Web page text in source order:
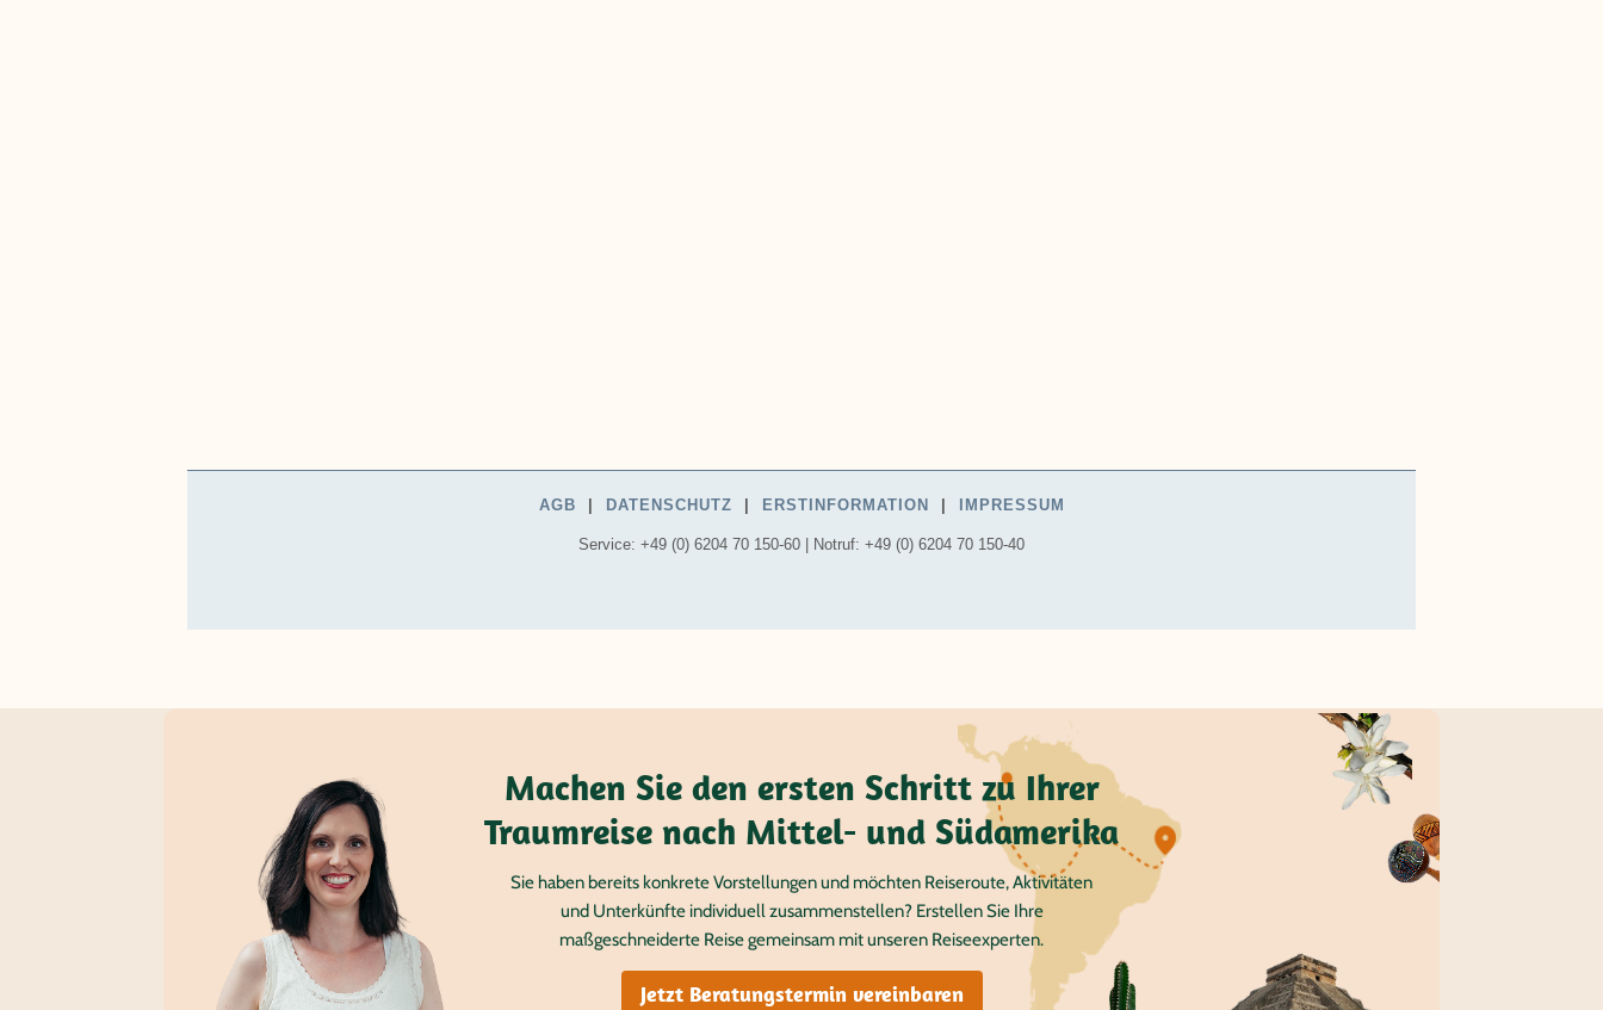
Machen Sie den ersten Schritt zu Ihrer
Traumreise nach Mittel- und Südamerika
Sie haben bereits konkrete Vorstellungen und möchten Reiseroute, Aktivitäten
und Unterkünfte individuell zusammenstellen? Erstellen Sie Ihre
maßgeschneiderte Reise gemeinsam mit unseren Reiseexperten.
Jetzt Beratungstermin vereinbaren